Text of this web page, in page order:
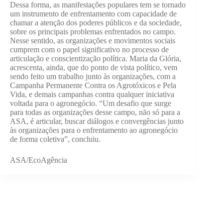
Dessa forma, as manifestações populares tem se tornado
um instrumento de enfrentamento com capacidade de
chamar a atenção dos poderes públicos e da sociedade,
sobre os principais problemas enfrentados no campo.
Nesse sentido, as organizações e movimentos sociais
cumprem com o papel significativo no processo de
articulação e conscientização política. Maria da Glória,
acrescenta, ainda, que do ponto de vista político, vem
sendo feito um trabalho junto às organizações, com a
Campanha Permanente Contra os Agrotóxicos e Pela
Vida, e demais campanhas contra qualquer iniciativa
voltada para o agronegócio. “Um desafio que surge
para todas as organizações desse campo, não só para a
ASA, é articular, buscar diálogos e convergências junto
às organizações para o enfrentamento ao agronegócio
de forma coletiva”, concluiu.
ASA/EcoAgência